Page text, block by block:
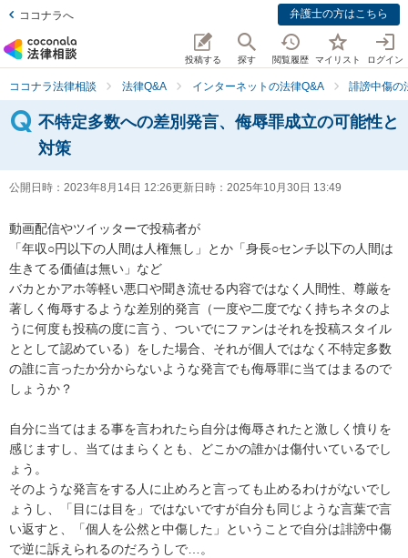
ココナラへ 弁護士の方はこちら
投稿する 探す 閲覧履歴 マイリスト ログイン
ココナラ法律相談 法律Q&A インターネットの法律Q&A 誹謗中傷の
不特定多数への差別発言、侮辱罪成立の可能性と
対策
公開日時： 2023年8月14日 12:26更新日時： 2025年10月30日 13:49
動画配信やツイッターで投稿者が
「年収○円以下の人間は人権無し」とか「身長○センチ以下の人間は
生きてる価値は無い」など
バカとかアホ等軽い悪口や聞き流せる内容ではなく人間性、尊厳を
著しく侮辱するような差別的発言（一度や二度でなく持ちネタのよ
うに何度も投稿の度に言う、ついでにファンはそれを投稿スタイル
ととして認めている）をした場合、それが個人ではなく不特定多数
の誰に言ったか分からないような発言でも侮辱罪に当てはまるので
しょうか？
自分に当てはまる事を言われたら自分は侮辱されたと激しく憤りを
感じますし、当てはまらくとも、どこかの誰かは傷付いているでし
ょう。
そのような発言をする人に止めろと言っても止めるわけがないでし
ょうし、「目には目を」ではないですが自分も同じような言葉で言
い返すと、「個人を公然と中傷した」ということで自分は誹謗中傷
で逆に訴えられるのだろうしで…。